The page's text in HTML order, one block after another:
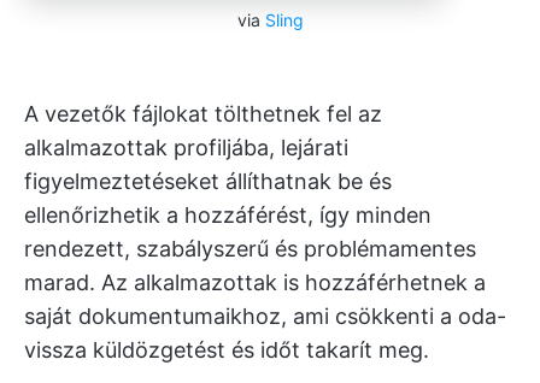
via Sling
A vezetők fájlokat tölthetnek fel az
alkalmazottak profiljába, lejárati
figyelmeztetéseket állíthatnak be és
ellenőrizhetik a hozzáférést, így minden
rendezett, szabályszerű és problémamentes
marad. Az alkalmazottak is hozzáférhetnek a
saját dokumentumaikhoz, ami csökkenti a oda-
vissza küldözgetést és időt takarít meg.